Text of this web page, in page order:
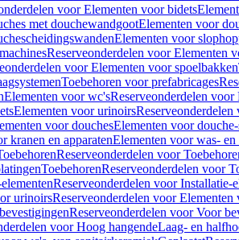
voor Elementen voor bidets
met douchewandgootElementen voor
Elementen voor
Reserveonderdelen voor Elementen
voor Elementen voor spoelbakken
Toebehoren voor prefabricages
Elementen voor wc'sReserveonderdelen
Elementen voor urinoirs
voor douchesElementen voor
kranen en apparatenElementen voor was- en
Reserveonderdelen voor
ToebehorenReserveonderdelen voor
Reserveonderdelen voor Installatie-
urinoirsReserveonderdelen voor
Reserveonderdelen voor Voor
voor Hoog hangendeLaag- en